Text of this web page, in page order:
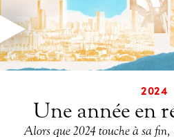
2024
Une année en
Alors que 2024 touche à sa